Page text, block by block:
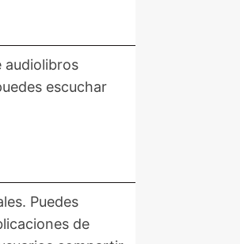
audiolibros
escuchar
Puedes
de